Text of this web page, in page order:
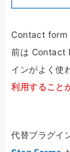
Contact form
前は Contact
インがよく使
利用すること
代替プラグイ